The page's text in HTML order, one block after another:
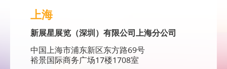
上海
新展星展览（深圳）有限公司上海分公司
中国上海市浦东新区东方路69号
裕景国际商务广场17楼1708室